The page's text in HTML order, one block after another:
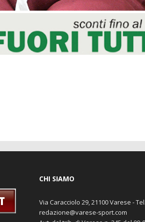
CHI SIAMO
Via Caracciolo 29, 21100 Varese -
redazione@varese-sport.com